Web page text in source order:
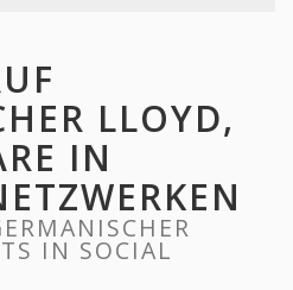
LLOYD,
IN
IN SOCIAL